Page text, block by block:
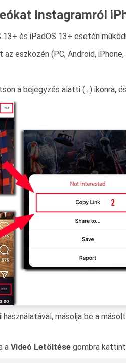
Instagramról
és iPadOS 13+ esetén
eszközén (PC, Android, iPhone,
a bejegyzés alatti (...) ikonra,
használatával, másolja be a
a Videó Letöltése gombra